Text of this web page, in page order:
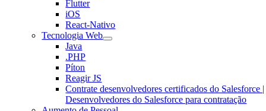
Flutter
iOS
React-Nativo
Tecnologia Web
Java
.PHP
Píton
Reagir JS
Contrate desenvolvedores certificados do Salesforce |
Desenvolvedores do Salesforce para contratação